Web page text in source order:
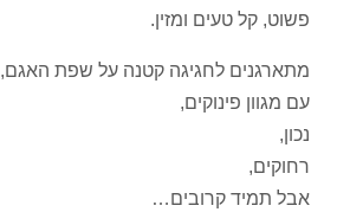
פשוט, קל טעים ומזין.
מתארגנים לחגיגה קטנה על שפת האגם,
עם מגוון פינוקים,
נכון,
רחוקים,
אבל תמיד קרובים…